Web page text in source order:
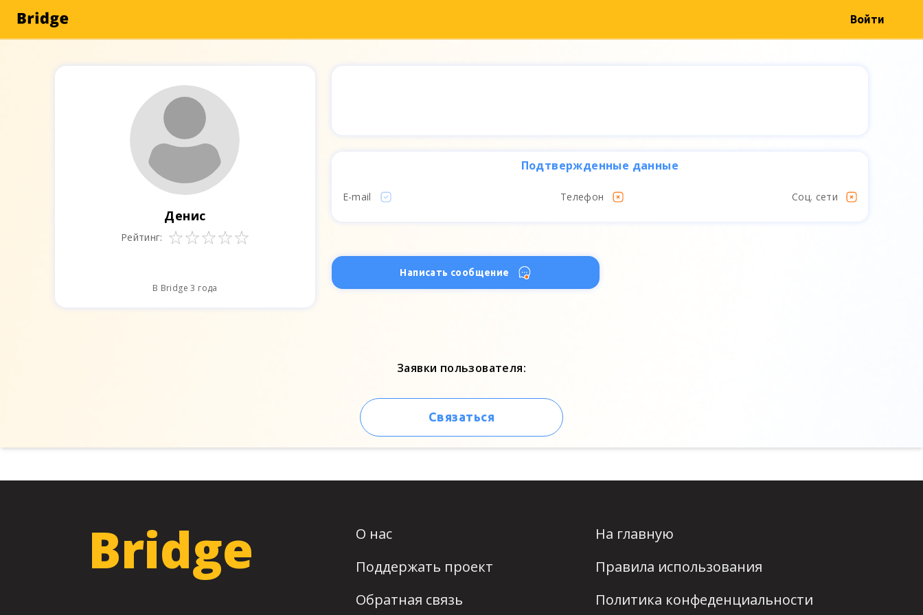
Войти
Денис
Рейтинг:
В Bridge 3 года
Подтвержденные данные
E-mail Телефон Соц. сети
Написать сообщение
Заявки пользователя:
Связаться
Bridge
О нас
Поддержать проект
Обратная связь
На главную
Правила использования
Политика конфеденциальности